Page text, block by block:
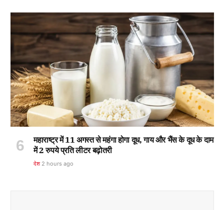
महाराष्ट्र में 11 अगस्त से महंगा होगा दूध, गाय और भैंस के दूध के दाम
में 2 रुपये प्रति लीटर बढ़ोतरी
देश 2 hours ago